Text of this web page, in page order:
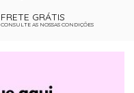
FRETE GRÁTIS
CONSULTE AS NOSSAS CONDIÇÕES